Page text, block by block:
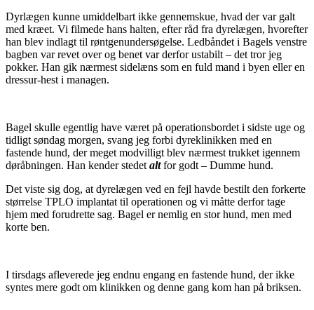
Dyrlægen kunne umiddelbart ikke gennemskue, hvad der var galt
med kræet. Vi filmede hans halten, efter råd fra dyrelægen, hvorefter
han blev indlagt til røntgenundersøgelse. Ledbåndet i Bagels venstre
bagben var revet over og benet var derfor ustabilt – det tror jeg
pokker. Han gik nærmest sidelæns som en fuld mand i byen eller en
dressur-hest i managen.
Bagel skulle egentlig have været på operationsbordet i sidste uge og
tidligt søndag morgen, svang jeg forbi dyreklinikken med en
fastende hund, der meget modvilligt blev nærmest trukket igennem
døråbningen. Han kender stedet altfor godt – Dumme hund.
Det viste sig dog, at dyrelægen ved en fejl havde bestilt den forkerte
størrelse TPLO implantat til operationen og vi måtte derfor tage
hjem med forudrette sag. Bagel er nemlig en stor hund, men med
korte ben.
I tirsdags afleverede jeg endnu engang en fastende hund, der ikke
syntes mere godt om klinikken og denne gang kom han på briksen.